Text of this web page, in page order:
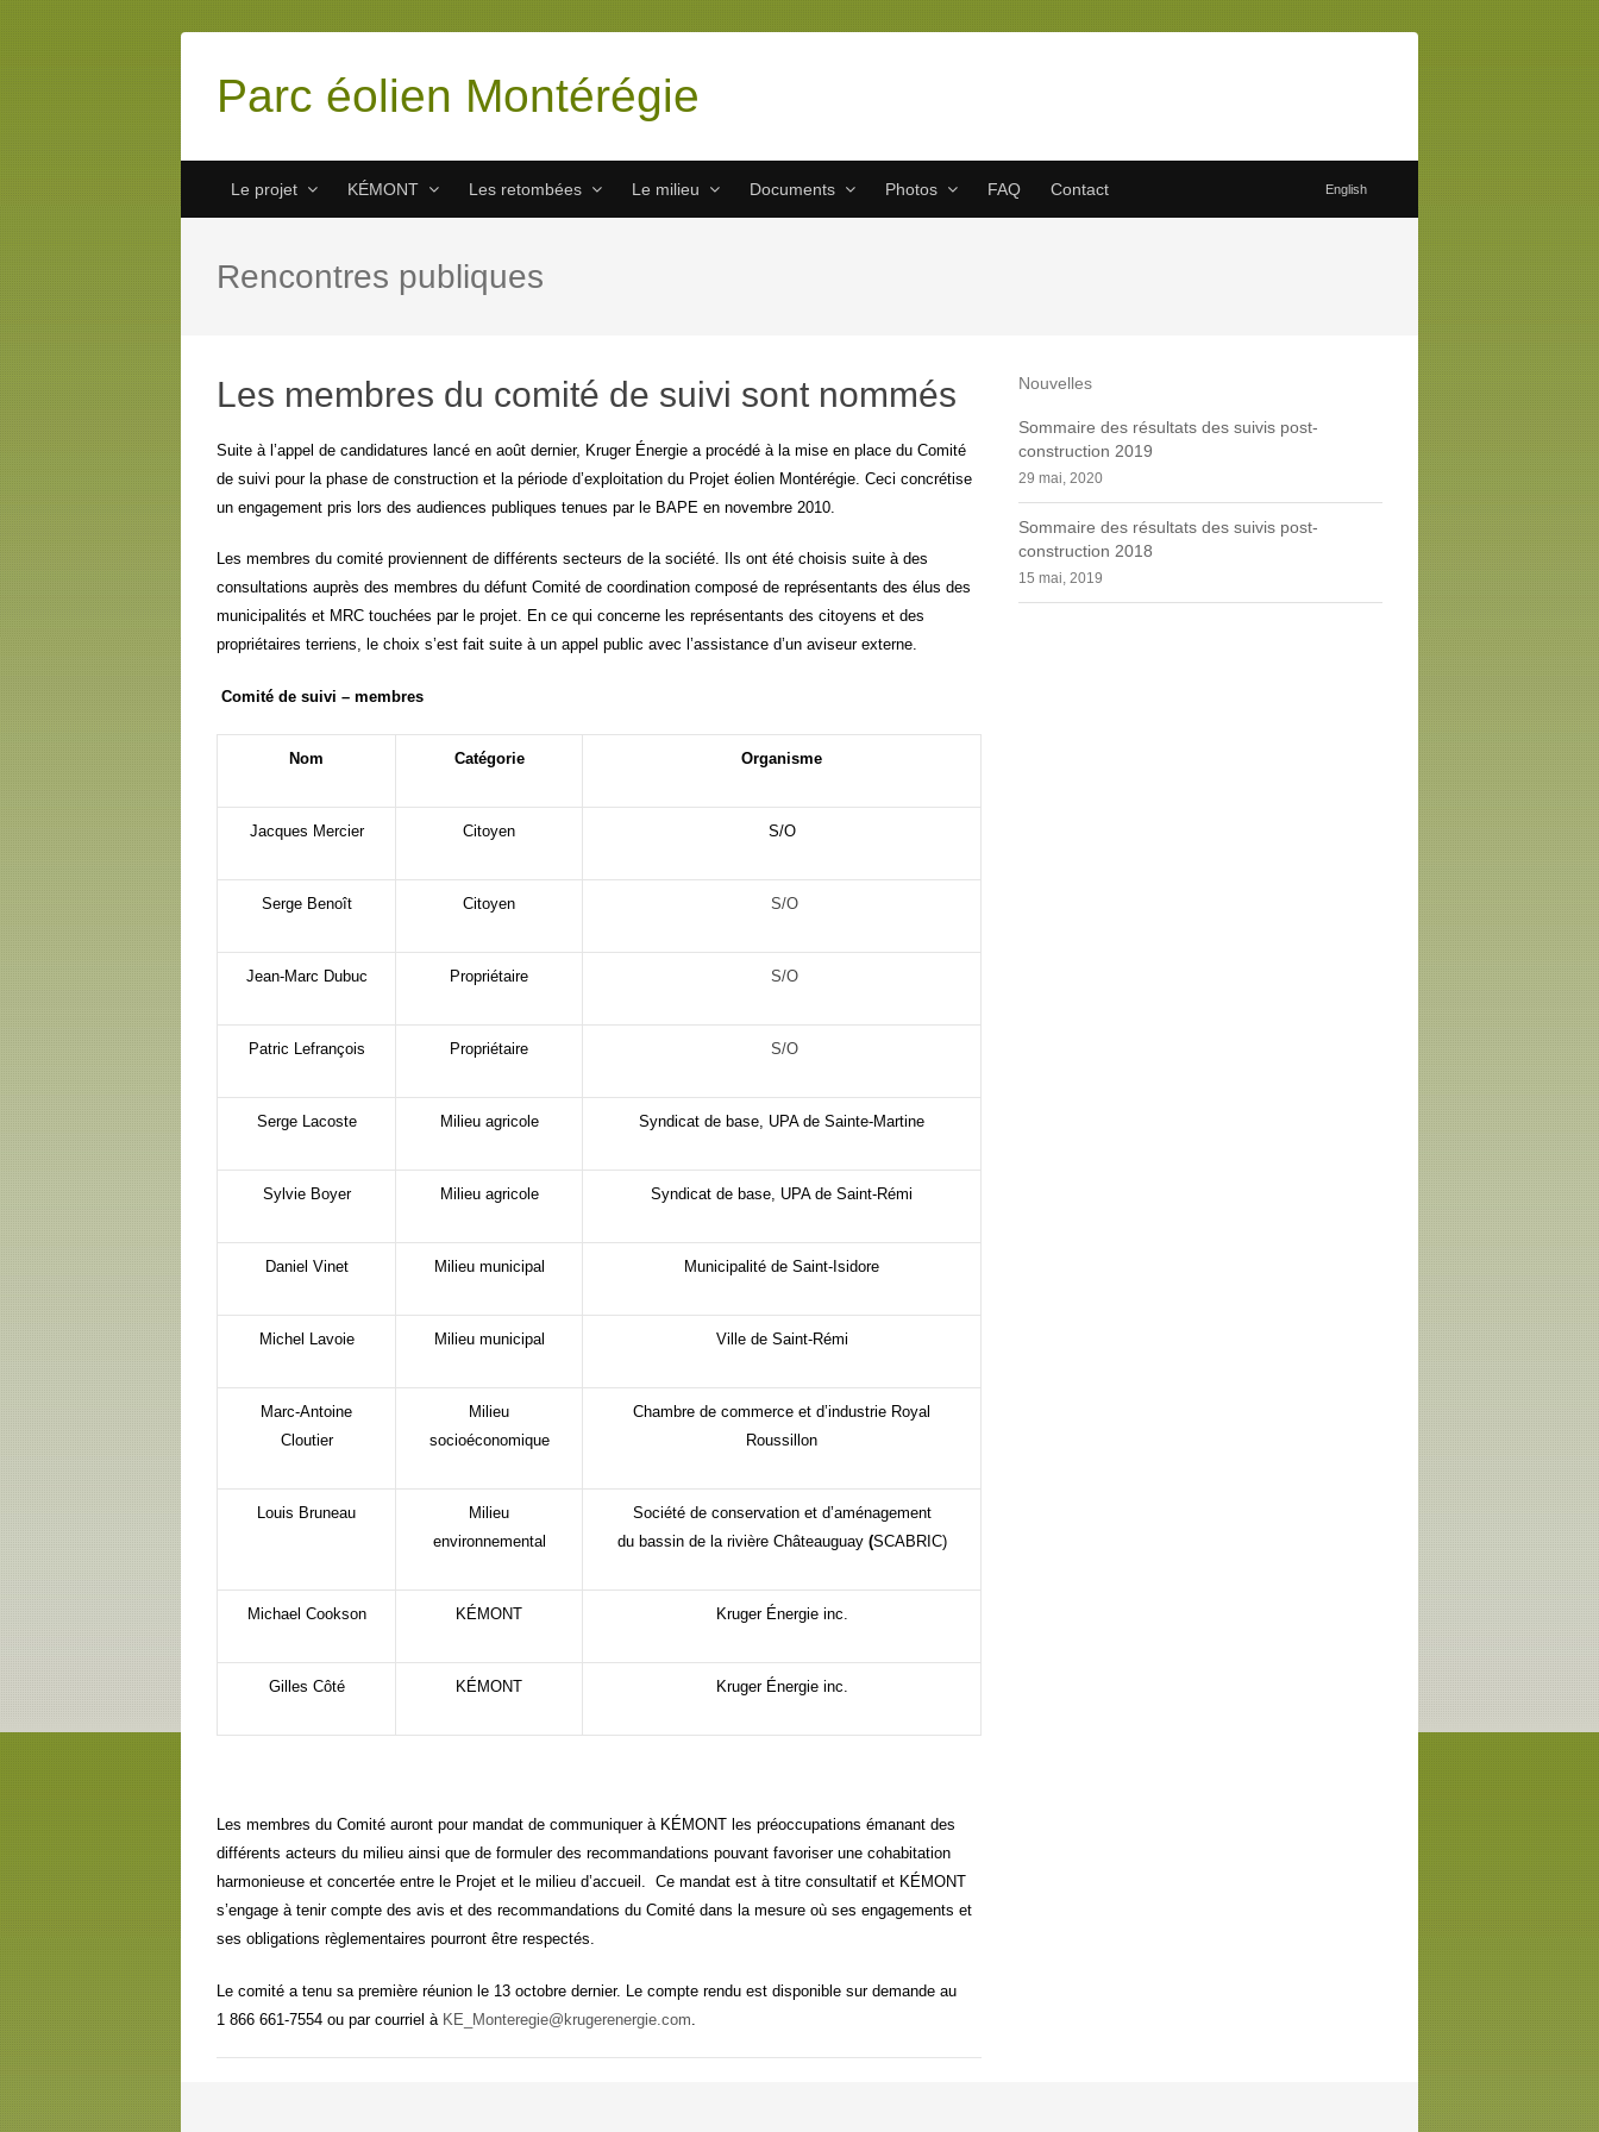
Parc éolien Montérégie
Le projet KÉMONT Les retombées Le milieu Documents Photos FAQ Contact English
Rencontres publiques
Les membres du comité de suivi sont nommés
Suite à l’appel de candidatures lancé en août dernier, Kruger Énergie a procédé à la mise en place du Comité
de suivi pour la phase de construction et la période d’exploitation du Projet éolien Montérégie. Ceci concrétise
un engagement pris lors des audiences publiques tenues par le BAPE en novembre 2010.
Les membres du comité proviennent de différents secteurs de la société. Ils ont été choisis suite à des
consultations auprès des membres du défunt Comité de coordination composé de représentants des élus des
municipalités et MRC touchées par le projet. En ce qui concerne les représentants des citoyens et des
propriétaires terriens, le choix s’est fait suite à un appel public avec l’assistance d’un aviseur externe.
Comité de suivi – membres
Nom Catégorie Organisme
Jacques Mercier Citoyen S/O
Serge Benoît Citoyen S/O
Jean-Marc Dubuc Propriétaire S/O
Patric Lefrançois Propriétaire S/O
Serge Lacoste Milieu agricole Syndicat de base, UPA de Sainte-Martine
Sylvie Boyer Milieu agricole Syndicat de base, UPA de Saint-Rémi
Daniel Vinet Milieu municipal Municipalité de Saint-Isidore
Michel Lavoie Milieu municipal Ville de Saint-Rémi
Marc-Antoine
Cloutier
Milieu
socioéconomique
Chambre de commerce et d’industrie Royal
Roussillon
Louis Bruneau
Milieu
environnemental
Société de conservation et d’aménagement
du bassin de la rivière Châteauguay(SCABRIC)
Michael Cookson KÉMONT Kruger Énergie inc.
Gilles Côté KÉMONT Kruger Énergie inc.
Les membres du Comité auront pour mandat de communiquer à KÉMONT les préoccupations émanant des
différents acteurs du milieu ainsi que de formuler des recommandations pouvant favoriser une cohabitation
harmonieuse et concertée entre le Projet et le milieu d’accueil. Ce mandat est à titre consultatif et KÉMONT
s’engage à tenir compte des avis et des recommandations du Comité dans la mesure où ses engagements et
ses obligations règlementaires pourront être respectés.
Le comité a tenu sa première réunion le 13 octobre dernier. Le compte rendu est disponible sur demande au
1 866 661-7554 ou par courriel à KE_Monteregie@krugerenergie.com
Nouvelles
Sommaire des résultats des suivis post-
construction 2019
29 mai, 2020
Sommaire des résultats des suivis post-
construction 2018
15 mai, 2019